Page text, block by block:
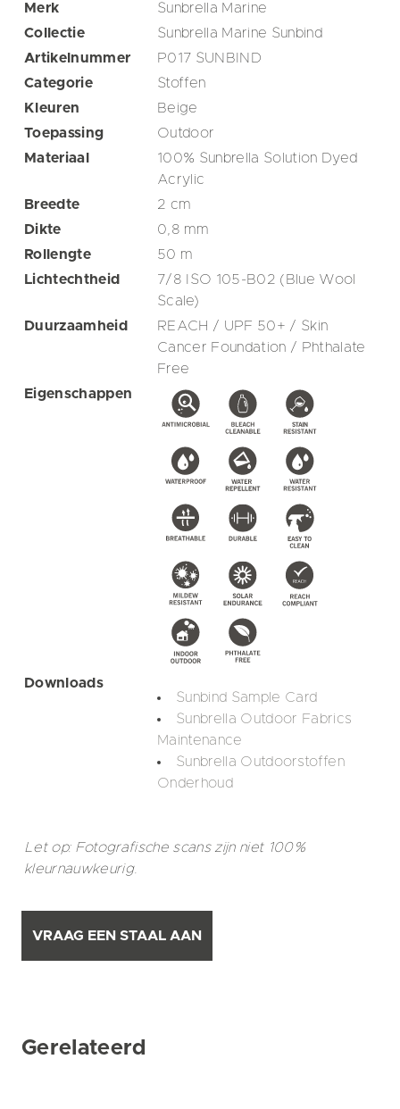
Merk
Sunbrella Marine
Collectie
Sunbrella Marine Sunbind
Artikelnummer
P017 SUNBIND
Categorie
Stoffen
Kleuren
Beige
Toepassing
Outdoor
Materiaal
100% Sunbrella Solution Dyed
Acrylic
Breedte
2 cm
Dikte
0,8 mm
Rollengte
50 m
Lichtechtheid
7/8 ISO 105-B02 (Blue Wool
Scale)
Duurzaamheid
REACH / UPF 50+ / Skin
Cancer Foundation / Phthalate
Free
Eigenschappen
Downloads
Sunbind Sample Card
Sunbrella Outdoor Fabrics
Maintenance
Sunbrella Outdoorstoffen
Onderhoud
Let op: Fotografische scans zijn niet 100%
kleurnauwkeurig.
VRAAG EEN STAAL AAN
Gerelateerd